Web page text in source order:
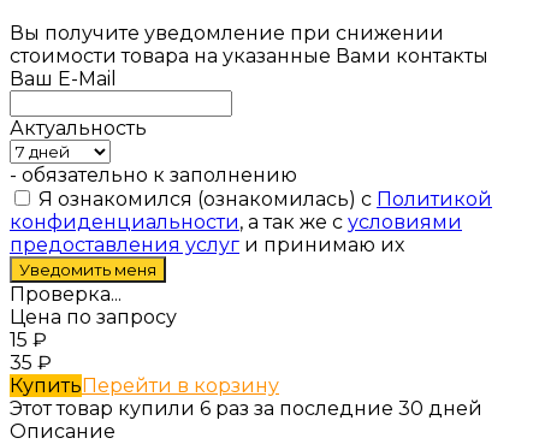
Вы получите уведомление при снижении
стоимости товара на указанные Вами контакты
Ваш E-Mail
Актуальность
- обязательно к заполнению
Я ознакомился (ознакомилась) с Политикой
конфиденциальности, а так же с условиями
предоставления услуг и принимаю их
Проверка...
Цена по запросу
15 ₽
35 ₽
КупитьПерейти в корзину
Этот товар купили 6 раз за последние 30 дней
Описание